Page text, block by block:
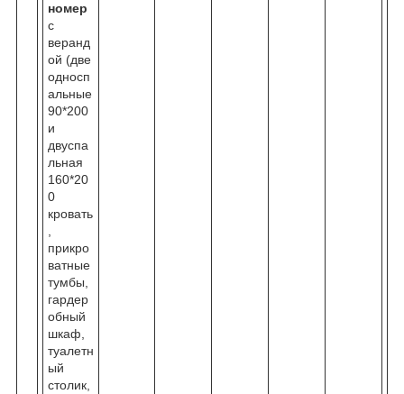
номер
с
веранд
ой (две
односп
альные
90*200
и
двуспа
льная
160*20
0
кровать
,
прикро
ватные
тумбы,
гардер
обный
шкаф,
туалетн
ый
столик,